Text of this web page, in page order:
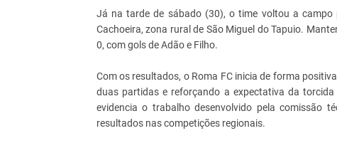
Já na tarde de sábado (30), o time voltou a campo
Cachoeira, zona rural de São Miguel do Tapuio.
0, com gols de Adão e Filho.
Com os resultados, o Roma FC inicia de forma
duas partidas e reforçando a expectativa da
evidencia o trabalho desenvolvido pela comissão
resultados nas competições regionais.